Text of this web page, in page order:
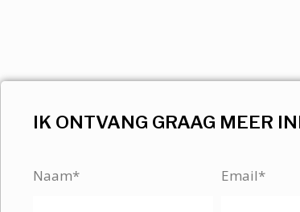
IK ONTVANG GRAAG MEER
Naam* Email*